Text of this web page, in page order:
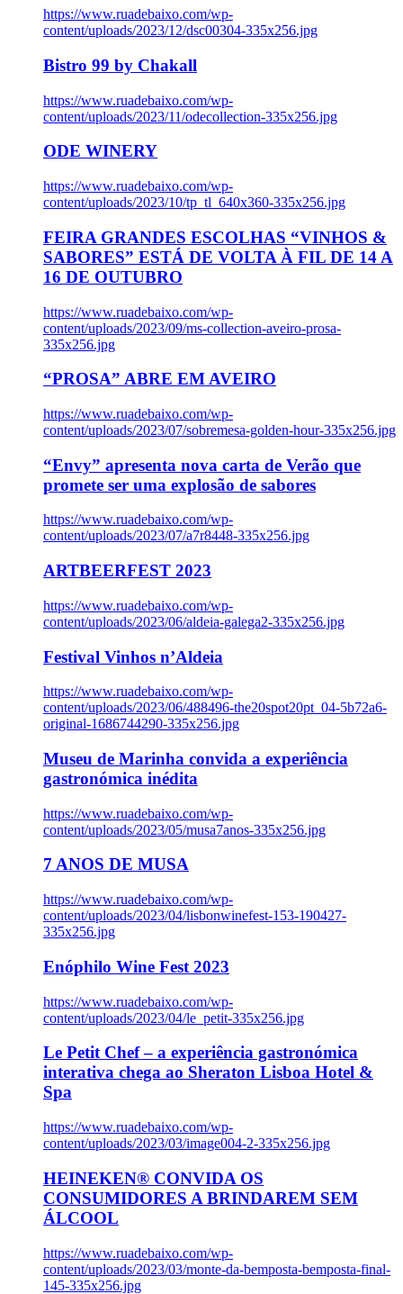
https://www.ruadebaixo.com/wp-
content/uploads/2023/12/dsc00304-335x256.jpg
Bistro 99 by Chakall
https://www.ruadebaixo.com/wp-
content/uploads/2023/11/odecollection-335x256.jpg
ODE WINERY
https://www.ruadebaixo.com/wp-
content/uploads/2023/10/tp_tl_640x360-335x256.jpg
FEIRA GRANDES ESCOLHAS “VINHOS &
SABORES” ESTÁ DE VOLTA À FIL DE 14 A
16 DE OUTUBRO
https://www.ruadebaixo.com/wp-
content/uploads/2023/09/ms-collection-aveiro-prosa-
335x256.jpg
“PROSA” ABRE EM AVEIRO
https://www.ruadebaixo.com/wp-
content/uploads/2023/07/sobremesa-golden-hour-335x256.jpg
“Envy” apresenta nova carta de Verão que
promete ser uma explosão de sabores
https://www.ruadebaixo.com/wp-
content/uploads/2023/07/a7r8448-335x256.jpg
ARTBEERFEST 2023
https://www.ruadebaixo.com/wp-
content/uploads/2023/06/aldeia-galega2-335x256.jpg
Festival Vinhos n’Aldeia
https://www.ruadebaixo.com/wp-
content/uploads/2023/06/488496-the20spot20pt_04-5b72a6-
original-1686744290-335x256.jpg
Museu de Marinha convida a experiência
gastronómica inédita
https://www.ruadebaixo.com/wp-
content/uploads/2023/05/musa7anos-335x256.jpg
7 ANOS DE MUSA
https://www.ruadebaixo.com/wp-
content/uploads/2023/04/lisbonwinefest-153-190427-
335x256.jpg
Enóphilo Wine Fest 2023
https://www.ruadebaixo.com/wp-
content/uploads/2023/04/le_petit-335x256.jpg
Le Petit Chef – a experiência gastronómica
interativa chega ao Sheraton Lisboa Hotel &
Spa
https://www.ruadebaixo.com/wp-
content/uploads/2023/03/image004-2-335x256.jpg
HEINEKEN® CONVIDA OS
CONSUMIDORES A BRINDAREM SEM
ÁLCOOL
https://www.ruadebaixo.com/wp-
content/uploads/2023/03/monte-da-bemposta-bemposta-final-
145-335x256.jpg